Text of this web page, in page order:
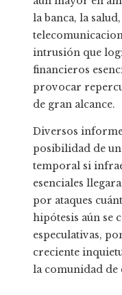
la banca, la
intrusión que
financieros
provocar
de gran alcance.
Diversos
posibilidad de
temporal si
esenciales
por ataques
hipótesis aún se
especulativas,
creciente
la comunidad de